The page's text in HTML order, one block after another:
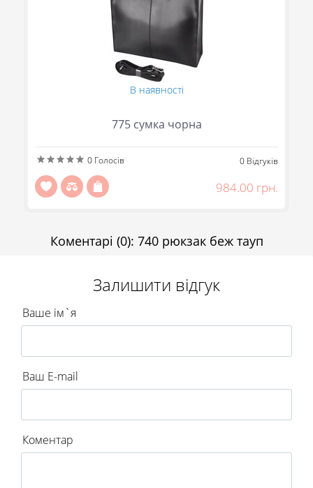
(095) 706-69-33 (Viber, Telegram)
Передзвоніть мені
В наявності
775 сумка чорна
0 Голосів 0 Відгуків
984.00 грн.
Коментарі (0): 740 рюкзак беж тауп
Залишити відгук
Ваше ім`я
Ваш E-mail
Коментар